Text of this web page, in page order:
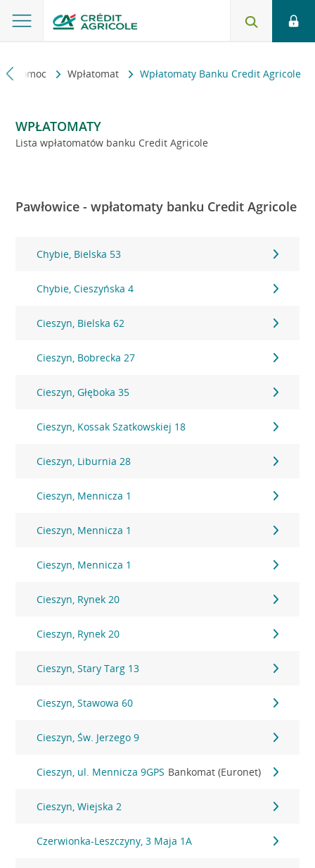
i pomoc Wpłatomat Wpłatomaty Banku Credit Agricole
WPŁATOMATY
Lista wpłatomatów banku Credit Agricole
Pawłowice - wpłatomaty banku Credit Agricole
Chybie, Bielska 53
Chybie, Cieszyńska 4
Cieszyn, Bielska 62
Cieszyn, Bobrecka 27
Cieszyn, Głęboka 35
Cieszyn, Kossak Szatkowskiej 18
Cieszyn, Liburnia 28
Cieszyn, Mennicza 1
Cieszyn, Mennicza 1
Cieszyn, Mennicza 1
Cieszyn, Rynek 20
Cieszyn, Rynek 20
Cieszyn, Stary Targ 13
Cieszyn, Stawowa 60
Cieszyn, Św. Jerzego 9
Cieszyn, ul. Mennicza 9GPS Bankomat (Euronet)
Cieszyn, Wiejska 2
Czerwionka-Leszczyny, 3 Maja 1A